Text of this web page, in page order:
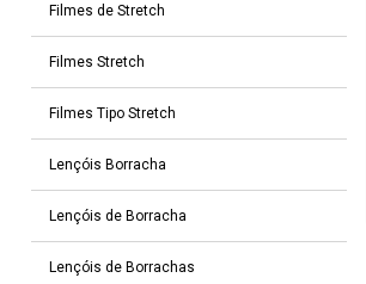
Filmes de Stretch
Filmes Stretch
Filmes Tipo Stretch
Lençóis Borracha
Lençóis de Borracha
Lençóis de Borrachas